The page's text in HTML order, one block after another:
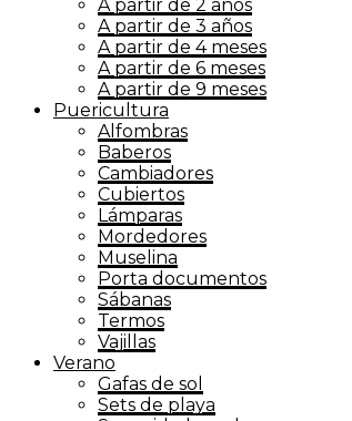
A partir de 2 años
A partir de 3 años
A partir de 4 meses
A partir de 6 meses
A partir de 9 meses
Puericultura
Alfombras
Baberos
Cambiadores
Cubiertos
Lámparas
Mordedores
Muselina
Porta documentos
Sábanas
Termos
Vajillas
Verano
Gafas de sol
Sets de playa